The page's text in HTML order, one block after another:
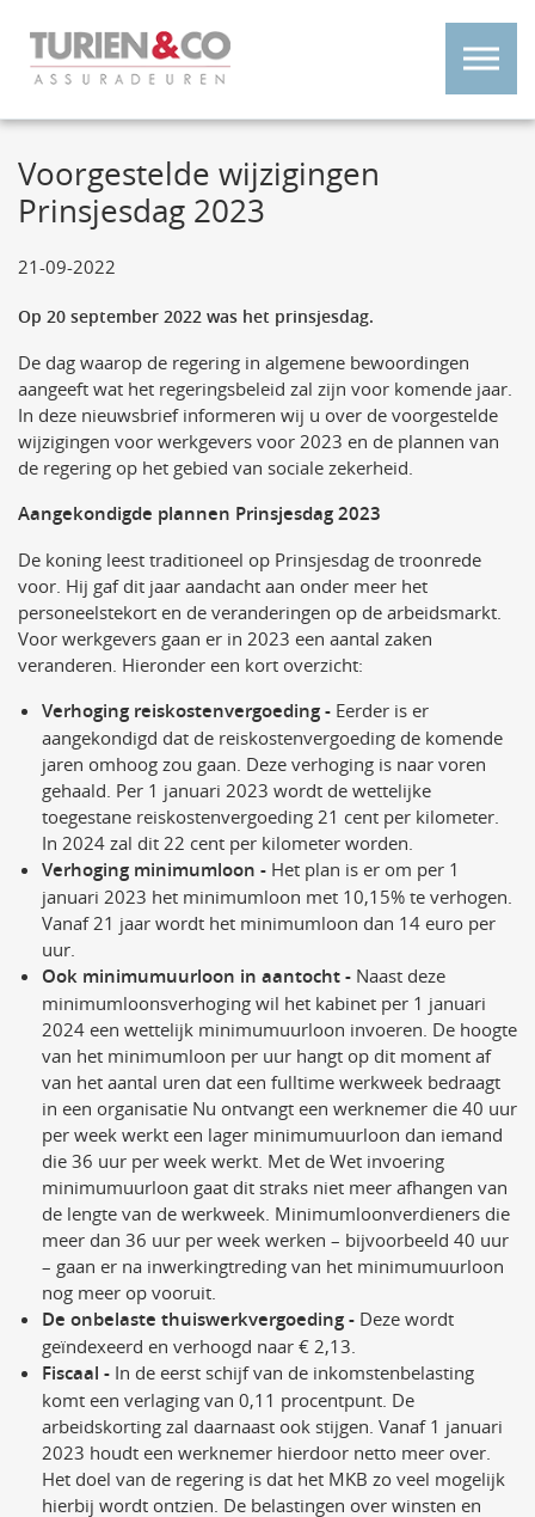
Voorgestelde wijzigingen
Prinsjesdag 2023
21-09-2022
Op 20 september 2022 was het prinsjesdag.
De dag waarop de regering in algemene bewoordingen
aangeeft wat het regeringsbeleid zal zijn voor komende jaar.
In deze nieuwsbrief informeren wij u over de voorgestelde
wijzigingen voor werkgevers voor 2023 en de plannen van
de regering op het gebied van sociale zekerheid.
Aangekondigde plannen Prinsjesdag 2023
De koning leest traditioneel op Prinsjesdag de troonrede
voor. Hij gaf dit jaar aandacht aan onder meer het
personeelstekort en de veranderingen op de arbeidsmarkt.
Voor werkgevers gaan er in 2023 een aantal zaken
veranderen. Hieronder een kort overzicht:
Verhoging reiskostenvergoeding - Eerder is er
aangekondigd dat de reiskostenvergoeding de komende
jaren omhoog zou gaan. Deze verhoging is naar voren
gehaald. Per 1 januari 2023 wordt de wettelijke
toegestane reiskostenvergoeding 21 cent per kilometer.
In 2024 zal dit 22 cent per kilometer worden.
Verhoging minimumloon - Het plan is er om per 1
januari 2023 het minimumloon met 10,15% te verhogen.
Vanaf 21 jaar wordt het minimumloon dan 14 euro per
uur.
Ook minimumuurloon in aantocht - Naast deze
minimumloonsverhoging wil het kabinet per 1 januari
2024 een wettelijk minimumuurloon invoeren. De hoogte
van het minimumloon per uur hangt op dit moment af
van het aantal uren dat een fulltime werkweek bedraagt
in een organisatie Nu ontvangt een werknemer die 40 uur
per week werkt een lager minimumuurloon dan iemand
die 36 uur per week werkt. Met de Wet invoering
minimumuurloon gaat dit straks niet meer afhangen van
de lengte van de werkweek. Minimumloonverdieners die
meer dan 36 uur per week werken – bijvoorbeeld 40 uur
– gaan er na inwerkingtreding van het minimumuurloon
nog meer op vooruit.
De onbelaste thuiswerkvergoeding - Deze wordt
geïndexeerd en verhoogd naar € 2,13.
Fiscaal - In de eerst schijf van de inkomstenbelasting
komt een verlaging van 0,11 procentpunt. De
arbeidskorting zal daarnaast ook stijgen. Vanaf 1 januari
2023 houdt een werknemer hierdoor netto meer over.
Het doel van de regering is dat het MKB zo veel mogelijk
hierbij wordt ontzien. De belastingen over winsten en